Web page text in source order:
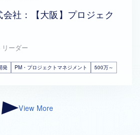
会社：【大阪】プロジェク
リーダー
発 PM・プロジェクトマネジメント 500万～
View More